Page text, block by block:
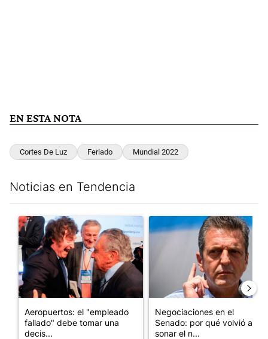
EN ESTA NOTA
Cortes De Luz Feriado Mundial 2022
Noticias en Tendencia
Un artículo de tendencia con el título "Aeropuertos: el
Aeropuertos: el "empleado
fallado" debe tomar una
decis...
Un artículo de tendencia
Negociaciones en el
Senado: por qué volvió a
sonar el n...